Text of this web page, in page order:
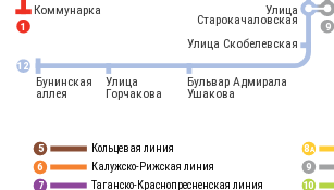
Кольцевая линия
Калужско-Рижская линия
Таганско-Краснопресненская линия
5
6
7
8 А
9
10
9
12
1
Улица
Старокачаловская
Улица Скобелевская
Бульвар Адмирала
Ушакова
Улица
Горчакова
Бунинская
аллея
Коммунарка